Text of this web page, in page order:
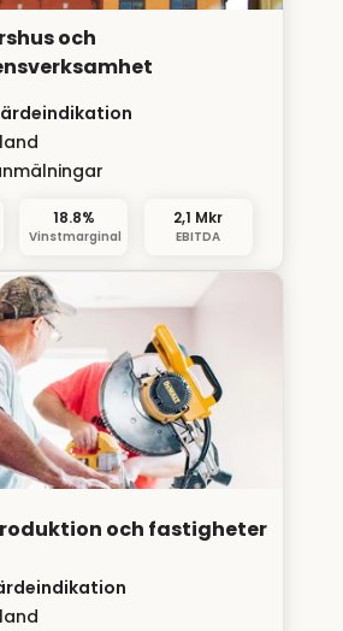
och
18.8%
Vinstmarginal
2,1 Mkr
EBITDA
och fastigheter